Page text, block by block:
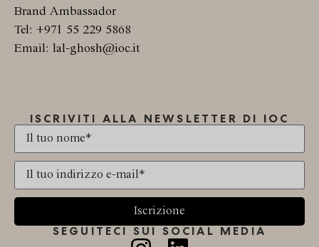
Brand Ambassador
Tel: +971 55 229 5868
Email: lal-ghosh@ioc.it
ISCRIVITI ALLA NEWSLETTER DI IOC
Iscrizione
SEGUITECI SUI SOCIAL MEDIA